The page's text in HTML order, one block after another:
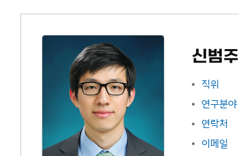
신범주
직위
연구분야
연락처
이메일